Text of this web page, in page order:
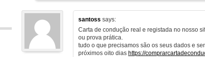
santoss says:
Carta de condução real e registada no nosso
ou prova prática.
tudo o que precisamos são os seus dados e
próximos oito dias https://